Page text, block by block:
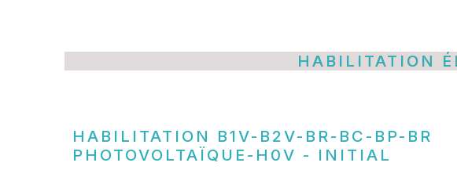
HABILITATION
HABILITATION B1V-B2V-BR-BC-BP-BR
PHOTOVOLTAÏQUE-H0V - INITIAL